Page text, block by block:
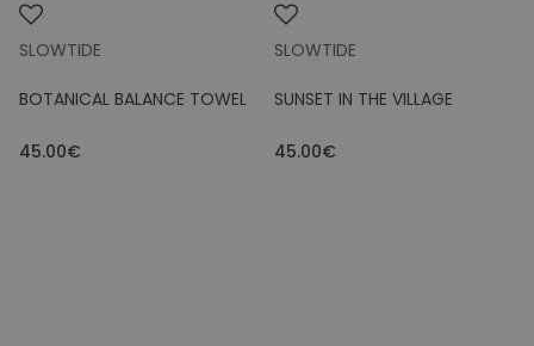
SLOWTIDE
BOTANICAL BALANCE TOWEL
45.00€
SLOWTIDE
SUNSET IN THE VILLAGE
45.00€